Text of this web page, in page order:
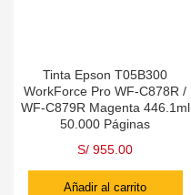
Tinta Epson T05B300
WorkForce Pro WF-C878R /
WF-C879R Magenta 446.1ml
50.000 Páginas
S/ 955.00
Añadir al carrito